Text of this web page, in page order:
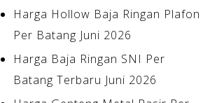
Harga Hollow Baja Ringan Plafon
Per Batang Juni 2026
Harga Baja Ringan SNI Per
Batang Terbaru Juni 2026